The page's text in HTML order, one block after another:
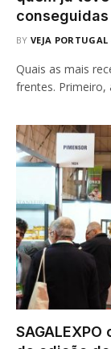
BY VEJA PORTUGAL
Quais as mais
frentes.